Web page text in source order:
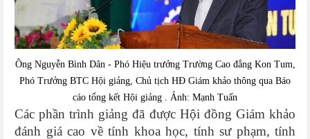
Ông Nguyễn Bình Dân - Phó Hiệu trưởng Trường Cao đẳng Kon Tum,
Phó Trưởng BTC Hội giảng, Chủ tịch HĐ Giám khảo thông qua Báo
cáo tổng kết Hội giảng . Ảnh: Mạnh Tuấn
Các phần trình giảng đã được Hội đồng Giám khảo
đánh giá cao về tính khoa học, tính sư phạm, tính